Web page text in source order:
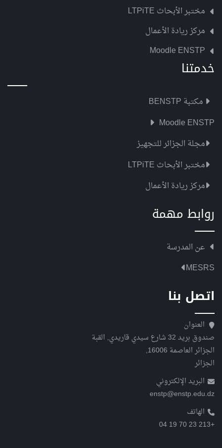
مختبر الأبحاث LTPiTE
مركز ريادة الأعمال
Moodle ENSTP
خدمتنا
مكتبة BENSTP
Moodle ENSTP
مجلة الجزائر للتجهيز
مختبر الأبحاث LTPiTE
مركز ريادة الأعمال
روابط مهمة
عن المدرسة
MESRS
اتصل بنا
العنوان
صندوق بريد 32 شارع سيدي قاريدي, القبة
الجزائر العاصمة 16006,
الجزائر
البريد الإلكتروني
enstp@enstp.edu.dz
الهاتف
+213 23 70 19 04